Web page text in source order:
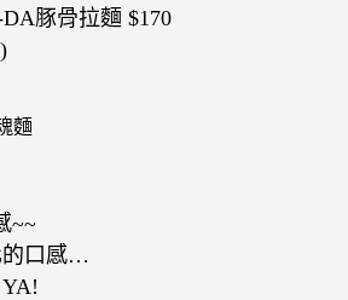
豚骨拉麵 $170
~~
的口感…